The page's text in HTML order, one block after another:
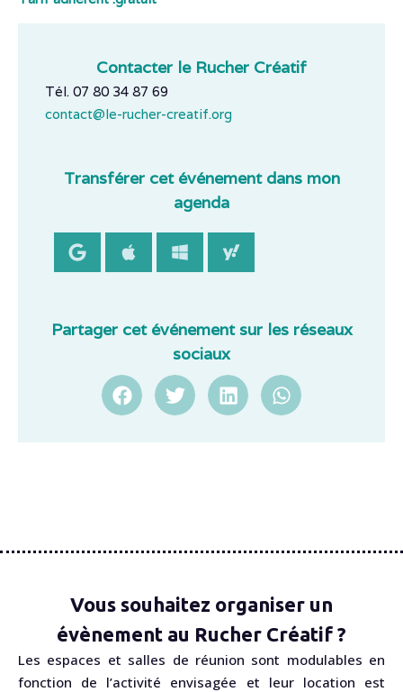
Contacter le Rucher Créatif
Tél. 07 80 34 87 69
contact@le-rucher-creatif.org
Transférer cet événement dans mon
agenda
Partager cet événement sur les réseaux
sociaux
Vous souhaitez organiser un
évènement au Rucher Créatif ?
Les espaces et salles de réunion sont modulables en
fonction de l’activité envisagée et leur location est